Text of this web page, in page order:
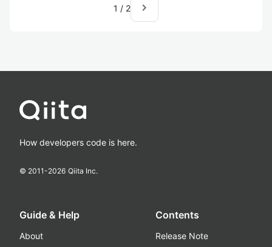
1 / 2 navigate_next
How developers code is here.
© 2011-2026 Qiita Inc.
Guide & Help
About
Contents
Release Note